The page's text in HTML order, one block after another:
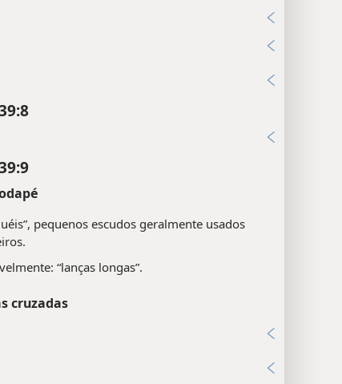
pequenos escudos geralmente usados
“lanças longas”.
cruzadas